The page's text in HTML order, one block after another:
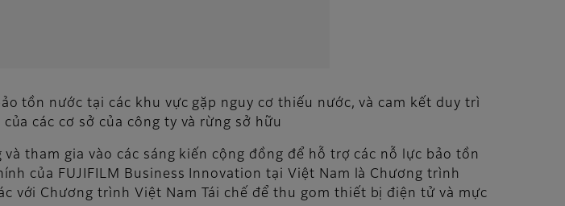
tồn nước tại các khu vực gặp nguy cơ thiếu nước, và cam kết duy trì
các cơ sở của công ty và rừng sở hữu
tham gia vào các sáng kiến cộng đồng để hỗ trợ các nỗ lực bảo tồn
của FUJIFILM Business Innovation tại Việt Nam là Chương trình
với Chương trình Việt Nam Tái chế để thu gom thiết bị điện tử và mực